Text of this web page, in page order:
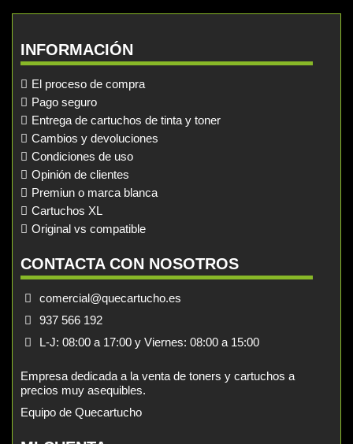
INFORMACIÓN
El proceso de compra
Pago seguro
Entrega de cartuchos de tinta y toner
Cambios y devoluciones
Condiciones de uso
Opinión de clientes
Premiun o marca blanca
Cartuchos XL
Original vs compatible
CONTACTA CON NOSOTROS
comercial@quecartucho.es
937 566 192
L-J: 08:00 a 17:00 y Viernes: 08:00 a 15:00
Empresa dedicada a la venta de toners y cartuchos a
precios muy asequibles.
Equipo de Quecartucho